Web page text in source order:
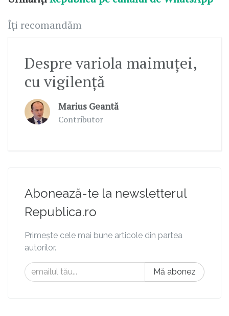
Îți recomandăm
Despre variola maimuței,
cu vigilență
Marius Geantă
Contributor
Abonează-te la newsletterul
Republica.ro
Primește cele mai bune articole din partea
autorilor.
Mă abonez